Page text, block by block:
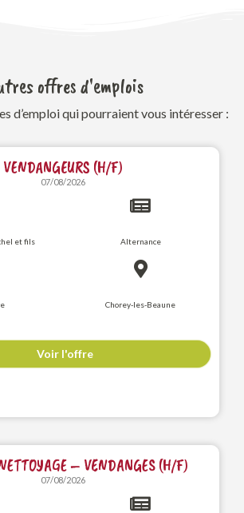
offres d'emplois
d’emploi qui pourraient vous intéresser :
VENDANGEURS (H/F)
07/08/2026
et fils Alternance
Chorey-les-Beaune
Voir l'offre
– VENDANGES (H/F)
07/08/2026